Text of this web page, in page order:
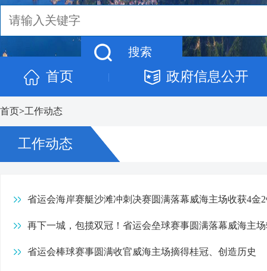
首页 | 政府信息公开
首页>工作动态
工作动态
省运会海岸赛艇沙滩冲刺决赛圆满落幕威海主场收获4金
再下一城，包揽双冠！省运会垒球赛事圆满落幕威海主
省运会棒球赛事圆满收官威海主场摘得桂冠、创造历史